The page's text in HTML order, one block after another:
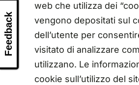
web che utilizza dei
vengono depositati sul
dell’utente per
visitato di analizzare
utilizzano. Le
cookie sull’utilizzo del
Feedback